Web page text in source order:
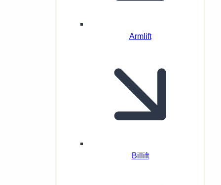
Armlift
Billift